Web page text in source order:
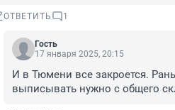
ОТВЕТИТЬ 1
Гость
17 января 2025, 20:15
И в Тюмени все закроется.
выписывать нужно с общего